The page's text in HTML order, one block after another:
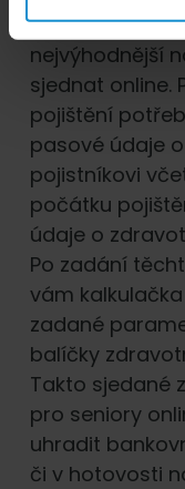
různých
nejvýhodnější
sjednat online.
pojištění
pasové údaje
pojistníkovi
počátku
údaje o
Po zadání
vám
zadané
balíčky
Takto sjedané
pro seniory
uhradit
či v hotovosti